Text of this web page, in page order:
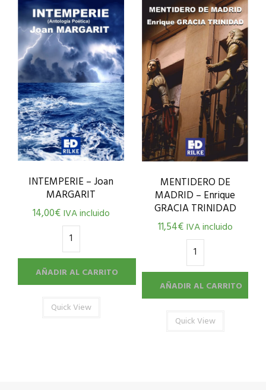
INTEMPERIE – Joan
MARGARIT
14,00€ IVA incluido
AÑADIR AL CARRITO
Quick View
MENTIDERO DE
MADRID – Enrique
GRACIA TRINIDAD
11,54€ IVA incluido
AÑADIR AL CARRITO
Quick View